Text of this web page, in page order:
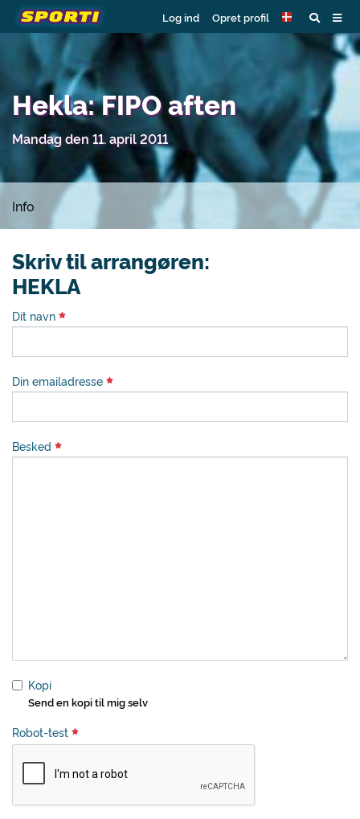
Log ind Opret profil
Hekla: FIPO aften
Mandag den 11. april 2011
Info
Skriv til arrangøren:
HEKLA
Dit navn
Din emailadresse
Besked
Kopi
Send en kopi til mig selv
Robot-test